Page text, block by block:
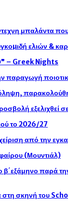
μπαλάντα
ελιών &
– Greek Nights
παραγωγή
εξελιχθεί
το 2026/27
από την
(Μουντιάλ)
παρά
στη σκηνή του